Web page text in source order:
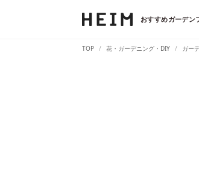
おすすめガーデン
TOP 花・ガーデニング・DIY ガー